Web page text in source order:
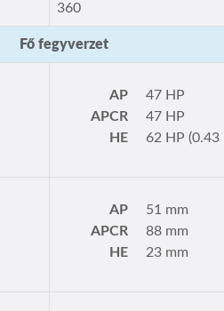
360
Fő fegyverzet
AP
47 HP
APCR
47 HP
HE
62 HP (0.43
AP
51 mm
APCR
88 mm
HE
23 mm